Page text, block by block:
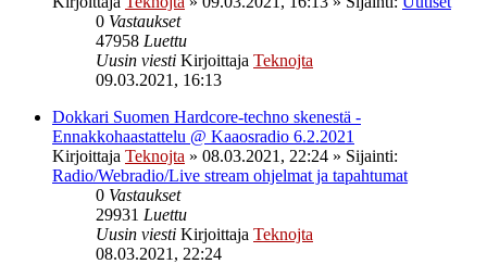
0 Vastaukset
47958 Luettu
Uusin viesti Kirjoittaja Teknojta
09.03.2021, 16:13
Dokkari Suomen Hardcore-techno skenestä -
Ennakkohaastattelu @ Kaaosradio 6.2.2021
Kirjoittaja Teknojta » 08.03.2021, 22:24 » Sijainti:
Radio/Webradio/Live stream ohjelmat ja tapahtumat
0 Vastaukset
29931 Luettu
Uusin viesti Kirjoittaja Teknojta
08.03.2021, 22:24